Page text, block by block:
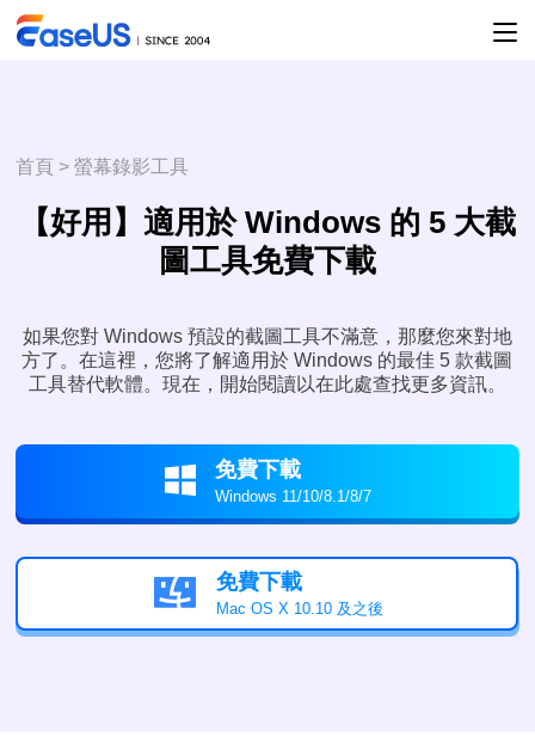
首頁 >螢幕錄影工具
【好用】適用於 Windows 的 5 大截
圖工具免費下載
如果您對 Windows 預設的截圖工具不滿意，那麼您來對地
方了。在這裡，您將了解適用於 Windows 的最佳 5 款截圖
工具替代軟體。現在，開始閱讀以在此處查找更多資訊。
 免費下載
Windows 11/10/8.1/8/7
 免費下載
Mac OS X 10.10 及之後